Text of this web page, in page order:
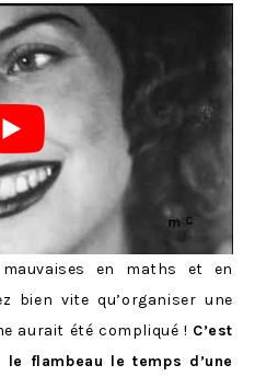
en maths et en
bien vite qu’organiser une
aurait été compliqué ! C’est
flambeau le temps d’une